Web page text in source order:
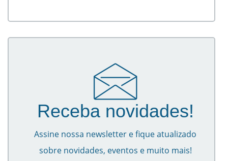
Receba novidades!
Assine nossa newsletter e fique atualizado
sobre novidades, eventos e muito mais!